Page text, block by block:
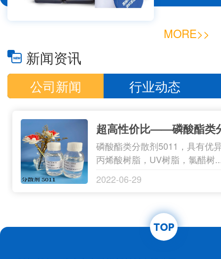
MORE>>
新闻资讯
公司新闻 行业动态
磷酸酯类分散剂5011，具有优
丙烯酸树脂，UV树脂，氯醋
2022-06-29